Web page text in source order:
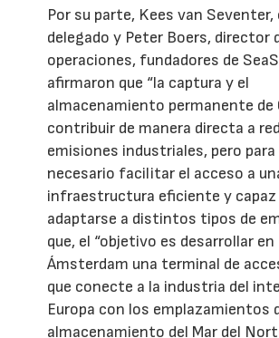
Por su parte, Kees van
delegado y Peter Boers, director
operaciones, fundadores de
afirmaron que “la captura y el
almacenamiento permanente de
contribuir de manera directa a
emisiones industriales, pero para
necesario facilitar el acceso a
infraestructura eficiente y capaz
adaptarse a distintos tipos de
que, el “objetivo es desarrollar en
Ámsterdam una terminal de
que conecte a la industria del
Europa con los emplazamientos
almacenamiento del Mar del